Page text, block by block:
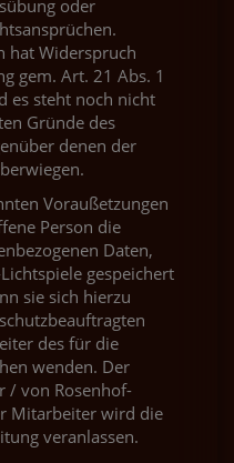
oder
hat Widerspruch
gem. Art. 21 Abs. 1
es steht noch nicht
Gründe des
denen der
Voraußetzungen
Person die
Daten,
gespeichert
sie sich hierzu
des für die
wenden. Der
/ von Rosenhof-
Mitarbeiter wird die
veranlassen.